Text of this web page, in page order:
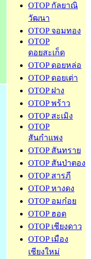
OTOP กัลยาณิ
วัฒนา
OTOP จอมทอง
OTOP
ดอยสะเก็ด
OTOP ดอยหล่อ
OTOP ดอยเต่า
OTOP ฝาง
OTOP พร้าว
OTOP สะเมิง
OTOP
สันกำแพง
OTOP สันทราย
OTOP สันป่าตอง
OTOP สารภี
OTOP หางดง
OTOP อมก๋อย
OTOP ฮอด
OTOP เชียงดาว
OTOP เมือง
เชียงใหม่